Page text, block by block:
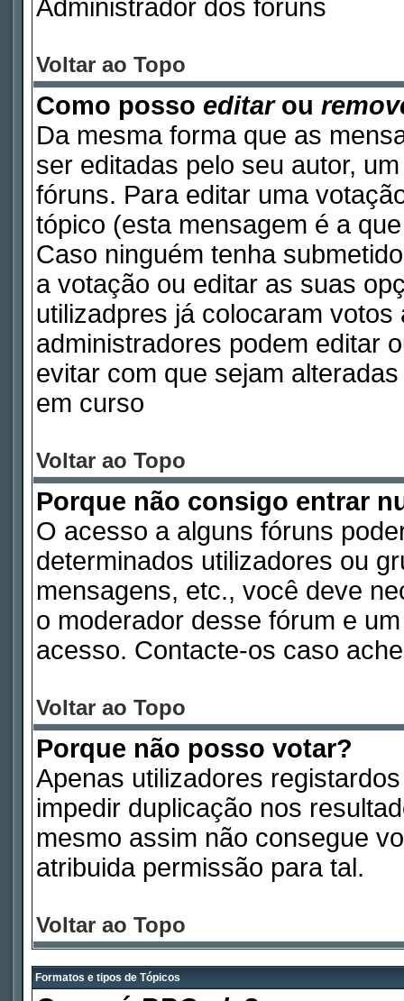
Administrador dos fóruns
Voltar ao Topo
Como posso editarou
Da mesma forma que as
ser editadas pelo seu autor,
fóruns. Para editar uma
tópico (esta mensagem é a
Caso ninguém tenha
a votação ou editar as suas
utilizadpres já colocaram
administradores podem editar
evitar com que sejam
em curso
Voltar ao Topo
Porque não consigo entrar
O acesso a alguns fóruns
determinados utilizadores ou
mensagens, etc., você deve
o moderador desse fórum e
acesso. Contacte-os caso
Voltar ao Topo
Porque não posso votar?
Apenas utilizadores
impedir duplicação nos
mesmo assim não consegue
atribuida permissão para tal.
Voltar ao Topo
Formatos e tipos de Tópicos